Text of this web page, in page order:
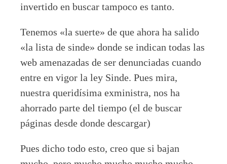
invertido en buscar tampoco es tanto.
Tenemos «la suerte» de que ahora ha salido
«la lista de sinde» donde se indican todas las
web amenazadas de ser denunciadas cuando
entre en vigor la ley Sinde. Pues mira,
nuestra queridísima exministra, nos ha
ahorrado parte del tiempo (el de buscar
páginas desde donde descargar)
Pues dicho todo esto, creo que si bajan